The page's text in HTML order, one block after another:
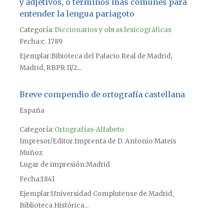
y adjetivos, o términos más comunes para
entender la lengua pariagoto
Categoría:Diccionarios y obras lexicográficas
Fechac. 1789
Ejemplar Bibioteca del Palacio Real de Madrid,
Madrid, RBPR II/2...
Breve compendio de ortografía castellana
España
Categoría:Ortografías-Alfabeto
Impresor/Editor Imprenta de D. Antonio Mateis
Muñoz
Lugar de impresiónMadrid
Fecha1841
Ejemplar Universidad Complutense de Madrid,
Biblioteca Histórica...